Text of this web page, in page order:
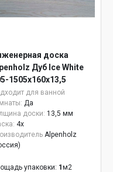
доска
Дуб Ice White
1505х160х13,5
для ванной
Да
доски: 13,5 мм
4x
Alpenholz
упаковки: 1 м2